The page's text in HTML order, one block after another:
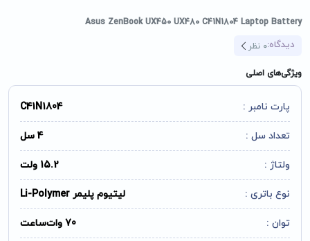
Asus ZenBook UX450 UX480 C41N1804 Laptop Battery
دیدگاه:0 نظر
ویژگی‌های اصلی
پارت نامبر : C41N1804
تعداد سل : 4 سل
ولتاژ : 15.2 ولت
نوع باتری : لیتیوم پلیمر Li-Polymer
توان : 70 وات‌ساعت